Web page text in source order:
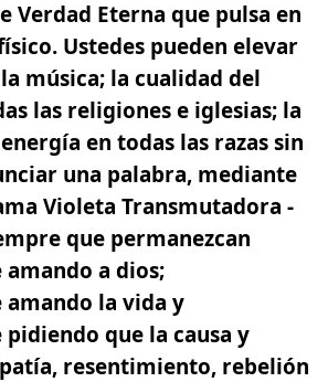
Verdad Eterna que pulsa en
Ustedes pueden elevar
música; la cualidad del
las religiones e iglesias; la
en todas las razas sin
una palabra, mediante
Violeta Transmutadora -
que permanezcan
a dios;
la vida y
que la causa y
resentimiento, rebelión